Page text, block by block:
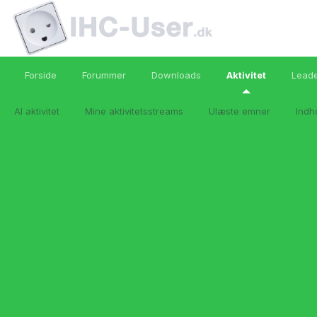
Forside Forummer Downloads Aktivitet
Al aktivitet Mine aktivitetsstreams Ulæste emner